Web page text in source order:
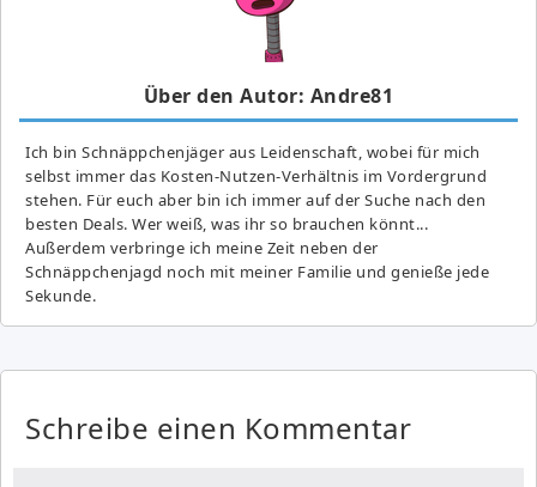
Über den Autor: Andre81
Ich bin Schnäppchenjäger aus Leidenschaft, wobei für mich
selbst immer das Kosten-Nutzen-Verhältnis im Vordergrund
stehen. Für euch aber bin ich immer auf der Suche nach den
besten Deals. Wer weiß, was ihr so brauchen könnt...
Außerdem verbringe ich meine Zeit neben der
Schnäppchenjagd noch mit meiner Familie und genieße jede
Sekunde.
Schreibe einen Kommentar